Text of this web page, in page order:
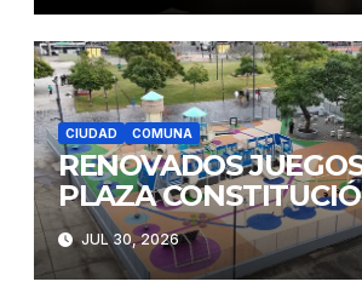
CIUDAD COMUNA
RENOVADOS
PLAZA
JUL 30, 2026